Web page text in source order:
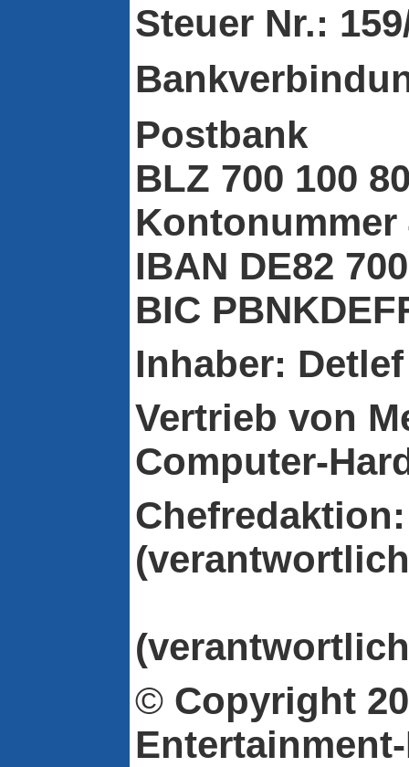
Steuer Nr.:
Postbank
BLZ 700 100
Kontonummer
IBAN DE82
BIC
Inhaber:
Vertrieb von
Computer-
© Copyright